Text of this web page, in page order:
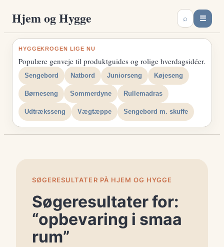
indhold
Hjem og Hygge ⌕ ☰
HYGGEKROGEN LIGE NU
Populære genveje til produktguides og rolige hverdagsidéer.
Sengebord Natbord Juniorseng Køjeseng
Børneseng Sommerdyne Rullemadras
Udtræksseng Vægtæppe Sengebord m. skuffe
SØGERESULTATER PÅ HJEM OG HYGGE
Søgeresultater for:
“opbevaring i smaa
rum”